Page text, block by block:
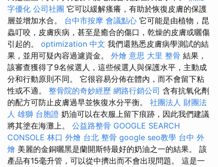
字優化 公司社團 它可以緩解瘙癢，有助於恢復皮膚的保護
層並增加水合。 台中市按摩 會議點心 它可能是由植物，昆
蟲叮咬，皮膚疾病，甚至是癒合的傷口，乾燥的皮膚或曬傷
引起的。 optimization 中文 我們還熟悉皮膚病學測試的結
果，並用可疑內容過濾資金。 外燴 意思 大里 整骨 結果，
該審查獲得了9名候選人，這些候選人與保護水平，主動成
分和行動原則不同。 它很容易分佈在體內，而不會留下粘
性或不適。 整骨院的奇妙經歷 網路行銷公司 含有抗氧化劑
的配方可防止皮膚過早並恢復水分平衡。 社團法人 財團法
人 雄獅 台胞證 奶油可以在衣服上留下痕跡，因此我們建議
將其塗在海灘上。 公益路整骨 GOOGLE SEARCH
CONSOLE 林口 外燴 台北 整骨 google seo教學 台中 外
燴 美麗的金銅曬黑是蘭開斯特最好的奶油之一的結果。 該
產品有15毫升管，可以從中擠出而不會出現問題。 這是一